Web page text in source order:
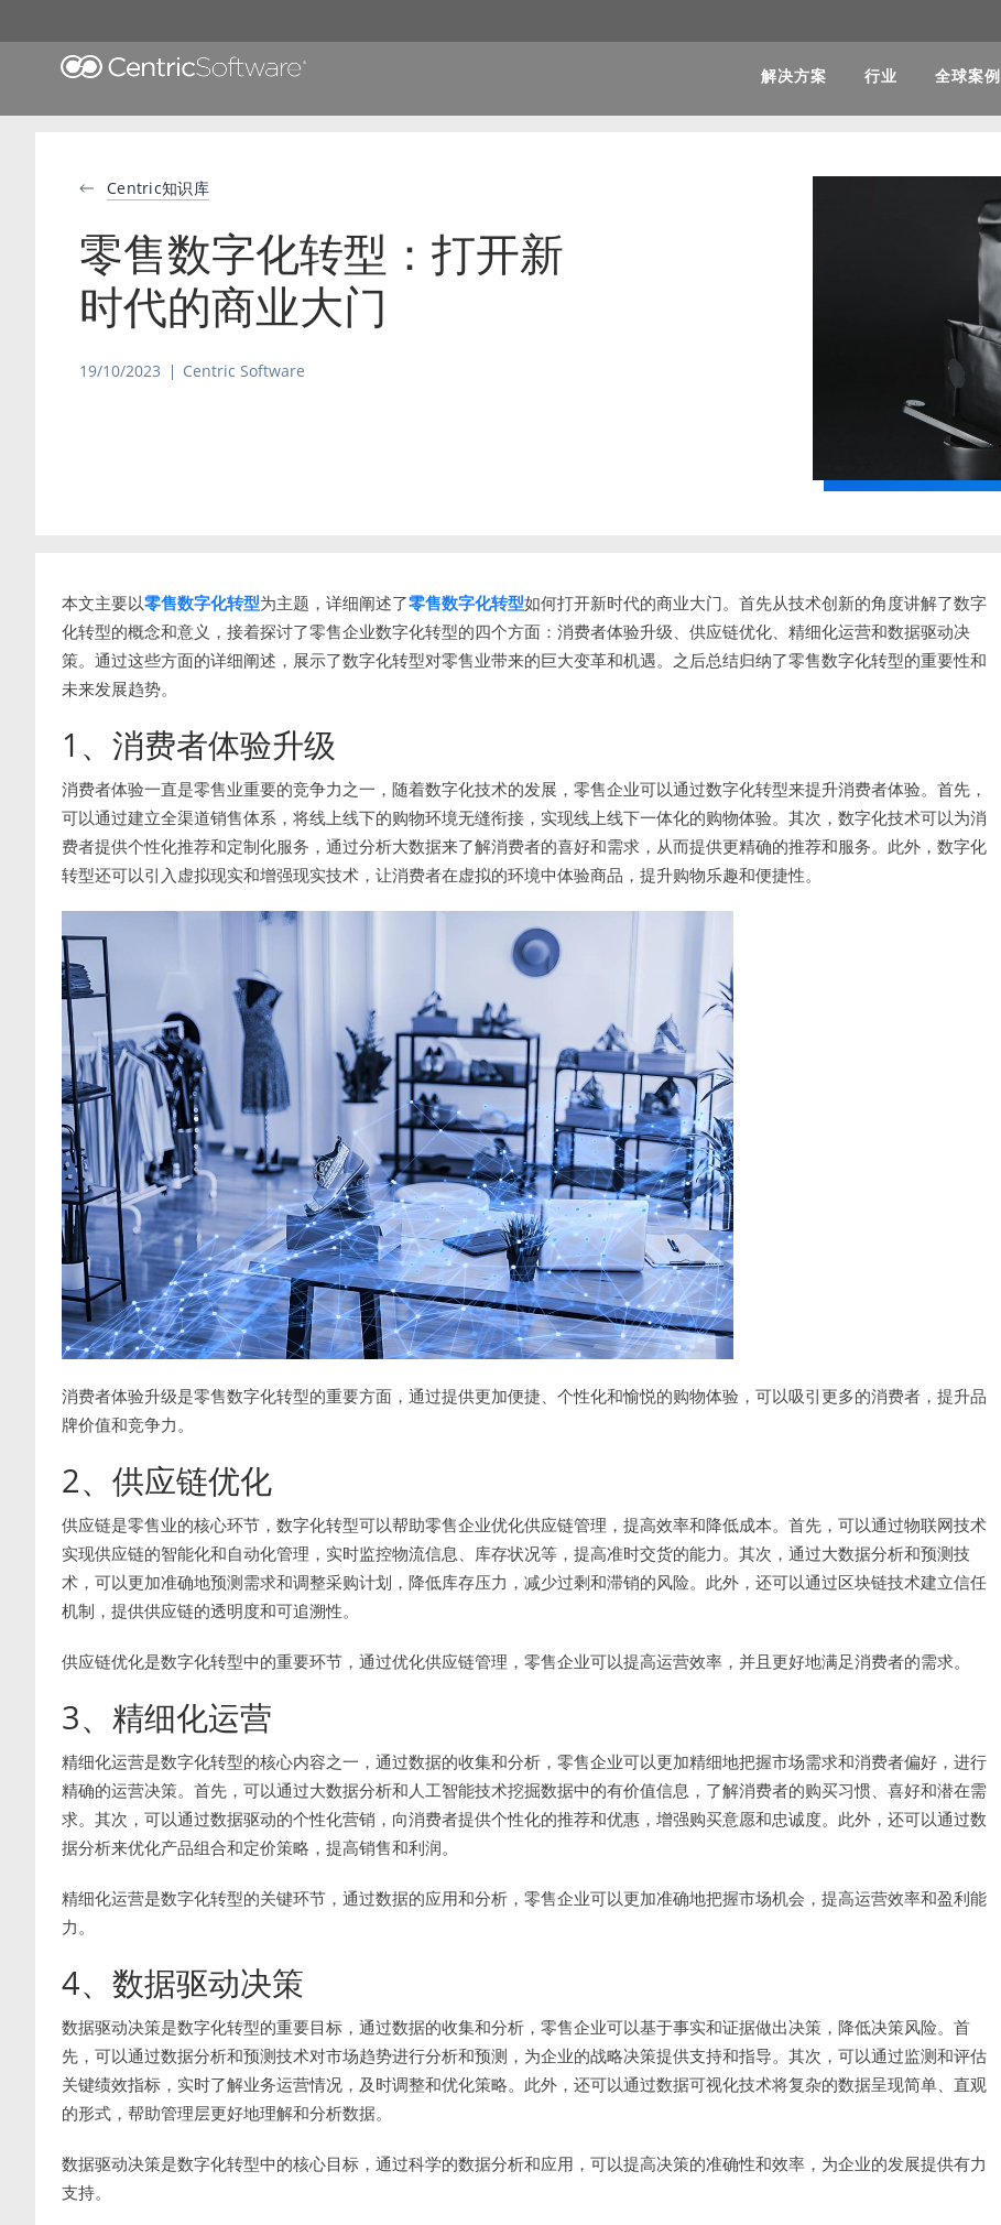
解决方案 行业 全球案例
Centric知识库
零售数字化转型：打开新
时代的商业大门
19/10/2023 Centric Software
本文主要以零售数字化转型为主题，详细阐述了零售数字化转型如何打开新时代的商业大门。首先从技术创新的角度讲解了数字
化转型的概念和意义，接着探讨了零售企业数字化转型的四个方面：消费者体验升级、供应链优化、精细化运营和数据驱动决
策。通过这些方面的详细阐述，展示了数字化转型对零售业带来的巨大变革和机遇。之后总结归纳了零售数字化转型的重要性和
未来发展趋势。
1、消费者体验升级
消费者体验一直是零售业重要的竞争力之一，随着数字化技术的发展，零售企业可以通过数字化转型来提升消费者体验。首先，
可以通过建立全渠道销售体系，将线上线下的购物环境无缝衔接，实现线上线下一体化的购物体验。其次，数字化技术可以为消
费者提供个性化推荐和定制化服务，通过分析大数据来了解消费者的喜好和需求，从而提供更精确的推荐和服务。此外，数字化
转型还可以引入虚拟现实和增强现实技术，让消费者在虚拟的环境中体验商品，提升购物乐趣和便捷性。
消费者体验升级是零售数字化转型的重要方面，通过提供更加便捷、个性化和愉悦的购物体验，可以吸引更多的消费者，提升品
牌价值和竞争力。
2、供应链优化
供应链是零售业的核心环节，数字化转型可以帮助零售企业优化供应链管理，提高效率和降低成本。首先，可以通过物联网技术
实现供应链的智能化和自动化管理，实时监控物流信息、库存状况等，提高准时交货的能力。其次，通过大数据分析和预测技
术，可以更加准确地预测需求和调整采购计划，降低库存压力，减少过剩和滞销的风险。此外，还可以通过区块链技术建立信任
机制，提供供应链的透明度和可追溯性。
供应链优化是数字化转型中的重要环节，通过优化供应链管理，零售企业可以提高运营效率，并且更好地满足消费者的需求。
3、精细化运营
精细化运营是数字化转型的核心内容之一，通过数据的收集和分析，零售企业可以更加精细地把握市场需求和消费者偏好，进行
精确的运营决策。首先，可以通过大数据分析和人工智能技术挖掘数据中的有价值信息，了解消费者的购买习惯、喜好和潜在需
求。其次，可以通过数据驱动的个性化营销，向消费者提供个性化的推荐和优惠，增强购买意愿和忠诚度。此外，还可以通过数
据分析来优化产品组合和定价策略，提高销售和利润。
精细化运营是数字化转型的关键环节，通过数据的应用和分析，零售企业可以更加准确地把握市场机会，提高运营效率和盈利能
力。
4、数据驱动决策
数据驱动决策是数字化转型的重要目标，通过数据的收集和分析，零售企业可以基于事实和证据做出决策，降低决策风险。首
先，可以通过数据分析和预测技术对市场趋势进行分析和预测，为企业的战略决策提供支持和指导。其次，可以通过监测和评估
关键绩效指标，实时了解业务运营情况，及时调整和优化策略。此外，还可以通过数据可视化技术将复杂的数据呈现简单、直观
的形式，帮助管理层更好地理解和分析数据。
数据驱动决策是数字化转型中的核心目标，通过科学的数据分析和应用，可以提高决策的准确性和效率，为企业的发展提供有力
支持。